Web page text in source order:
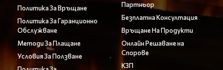
Политика За Връщане
Политика За Гаранционно
Обслужване
Методи За Плащане
Условия За Ползване
Партньор
Безплатна Консултация
Връщане На Продукти
Онлайн Решаване на
Спорове
КЗП